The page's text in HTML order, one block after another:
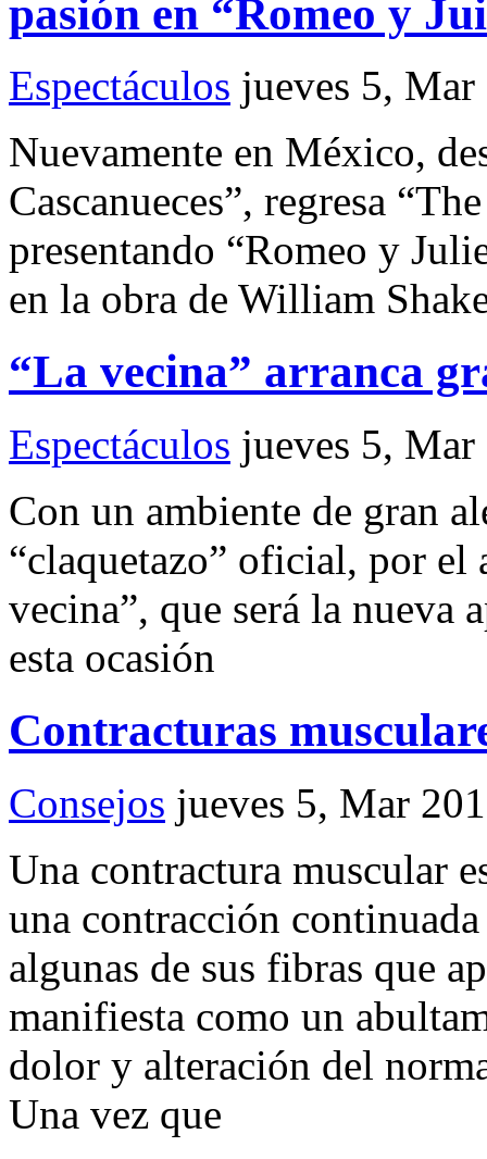
pasión en “Romeo y
Espectáculos jueves 5, Mar
Nuevamente en México,
Cascanueces”, regresa
presentando “Romeo y
en la obra de William
“La vecina” arranca
Espectáculos jueves 5, Mar
Con un ambiente de gran
“claquetazo” oficial, por el
vecina”, que será la nueva
esta ocasión
Contracturas
Consejos jueves 5, Mar
Una contractura muscular
una contracción
algunas de sus fibras que
manifiesta como un
dolor y alteración del
Una vez que